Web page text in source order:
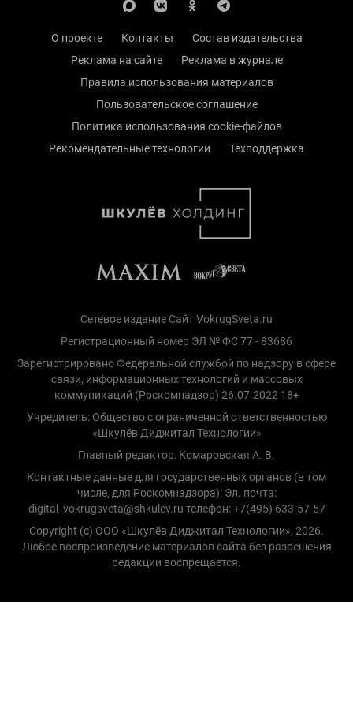
О проекте Контакты
Состав издательства
Реклама на сайте
Реклама в журнале
Правила использования материалов
Пользовательское соглашение
Политика использования cookie-файлов
Рекомендательные технологии
Техподдержка
Сетевое издание Сайт VokrugSveta.ru
Регистрационный номер ЭЛ № ФС 77 - 83686
Зарегистрировано Федеральной службой по надзору в сфере
связи, информационных технологий и массовых
коммуникаций (Роскомнадзор) 26.07.2022 18+
Учредитель: Общество с ограниченной ответственностью
«Шкулёв Диджитал Технологии»
Главный редактор: Комаровская А. В.
Контактные данные для государственных органов (в том
числе, для Роскомнадзора): Эл. почта:
digital_vokrugsveta@shkulev.ru телефон: +7(495) 633-57-57
Copyright (с) ООО «Шкулёв Диджитал Технологии», 2026.
Любое воспроизведение материалов сайта без разрешения
редакции воспрещается.